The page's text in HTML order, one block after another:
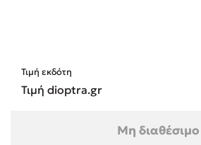
Δημοφιλείς Συγγραφείς
Τιμή εκδότη
Τιμή dioptra.gr
Μη διαθέσιμο